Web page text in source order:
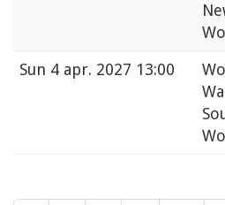
Sun 4 apr. 2027 13:00